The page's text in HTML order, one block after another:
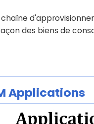
des biens de
Applications